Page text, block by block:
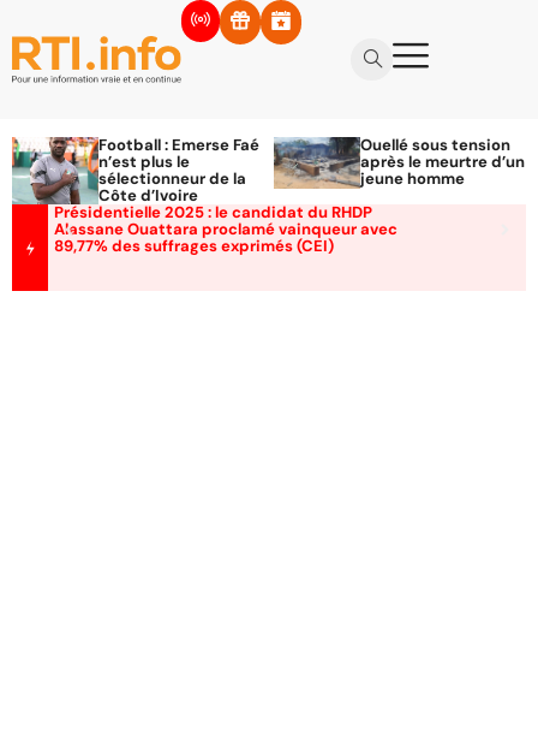
Football : Emerse Faé
n’est plus le
sélectionneur de la
Côte d’Ivoire
Ouellé sous tension
après le meurtre d’un
jeune homme
Présidentielle 2025 : le candidat du RHDP
Alassane Ouattara proclamé vainqueur avec
89,77% des suffrages exprimés (CEI)